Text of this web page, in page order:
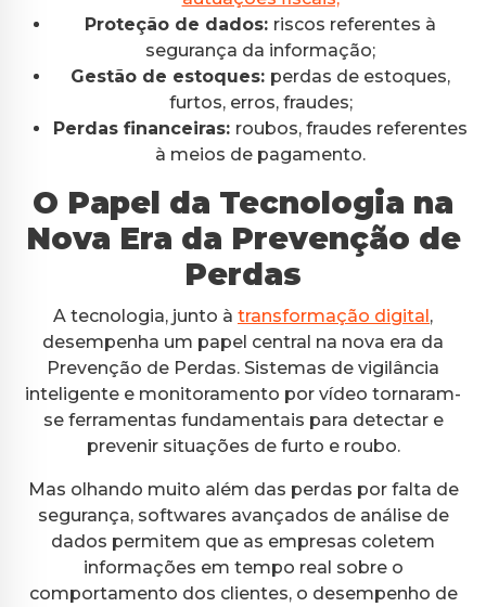
Proteção de dados: riscos referentes à
segurança da informação;
Gestão de estoques: perdas de estoques,
furtos, erros, fraudes;
Perdas financeiras: roubos, fraudes referentes
à meios de pagamento.
O Papel da Tecnologia na
Nova Era da Prevenção de
Perdas
A tecnologia, junto à transformação digital,
desempenha um papel central na nova era da
Prevenção de Perdas. Sistemas de vigilância
inteligente e monitoramento por vídeo tornaram-
se ferramentas fundamentais para detectar e
prevenir situações de furto e roubo.
Mas olhando muito além das perdas por falta de
segurança, softwares avançados de análise de
dados permitem que as empresas coletem
informações em tempo real sobre o
comportamento dos clientes, o desempenho de